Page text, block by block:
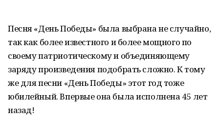
Песня «День Победы» была выбрана не случайно,
так как более известного и более мощного по
своему патриотическому и объединяющему
заряду произведения подобрать сложно. К тому
же для песни «День Победы» этот год тоже
юбилейный. Впервые она была исполнена 45 лет
назад!